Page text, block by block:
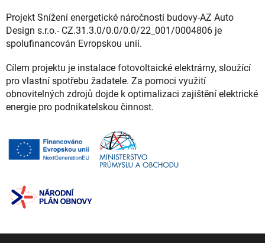
Projekt Snížení energetické náročnosti budovy-AZ Auto
Design s.r.o.- CZ.31.3.0/0.0/0.0/22_001/0004806 je
spolufinancován Evropskou unií.
Cílem projektu je instalace fotovoltaické elektrárny, sloužící
pro vlastní spotřebu žadatele. Za pomoci využití
obnovitelných zdrojů dojde k optimalizaci zajištění elektrické
energie pro podnikatelskou činnost.